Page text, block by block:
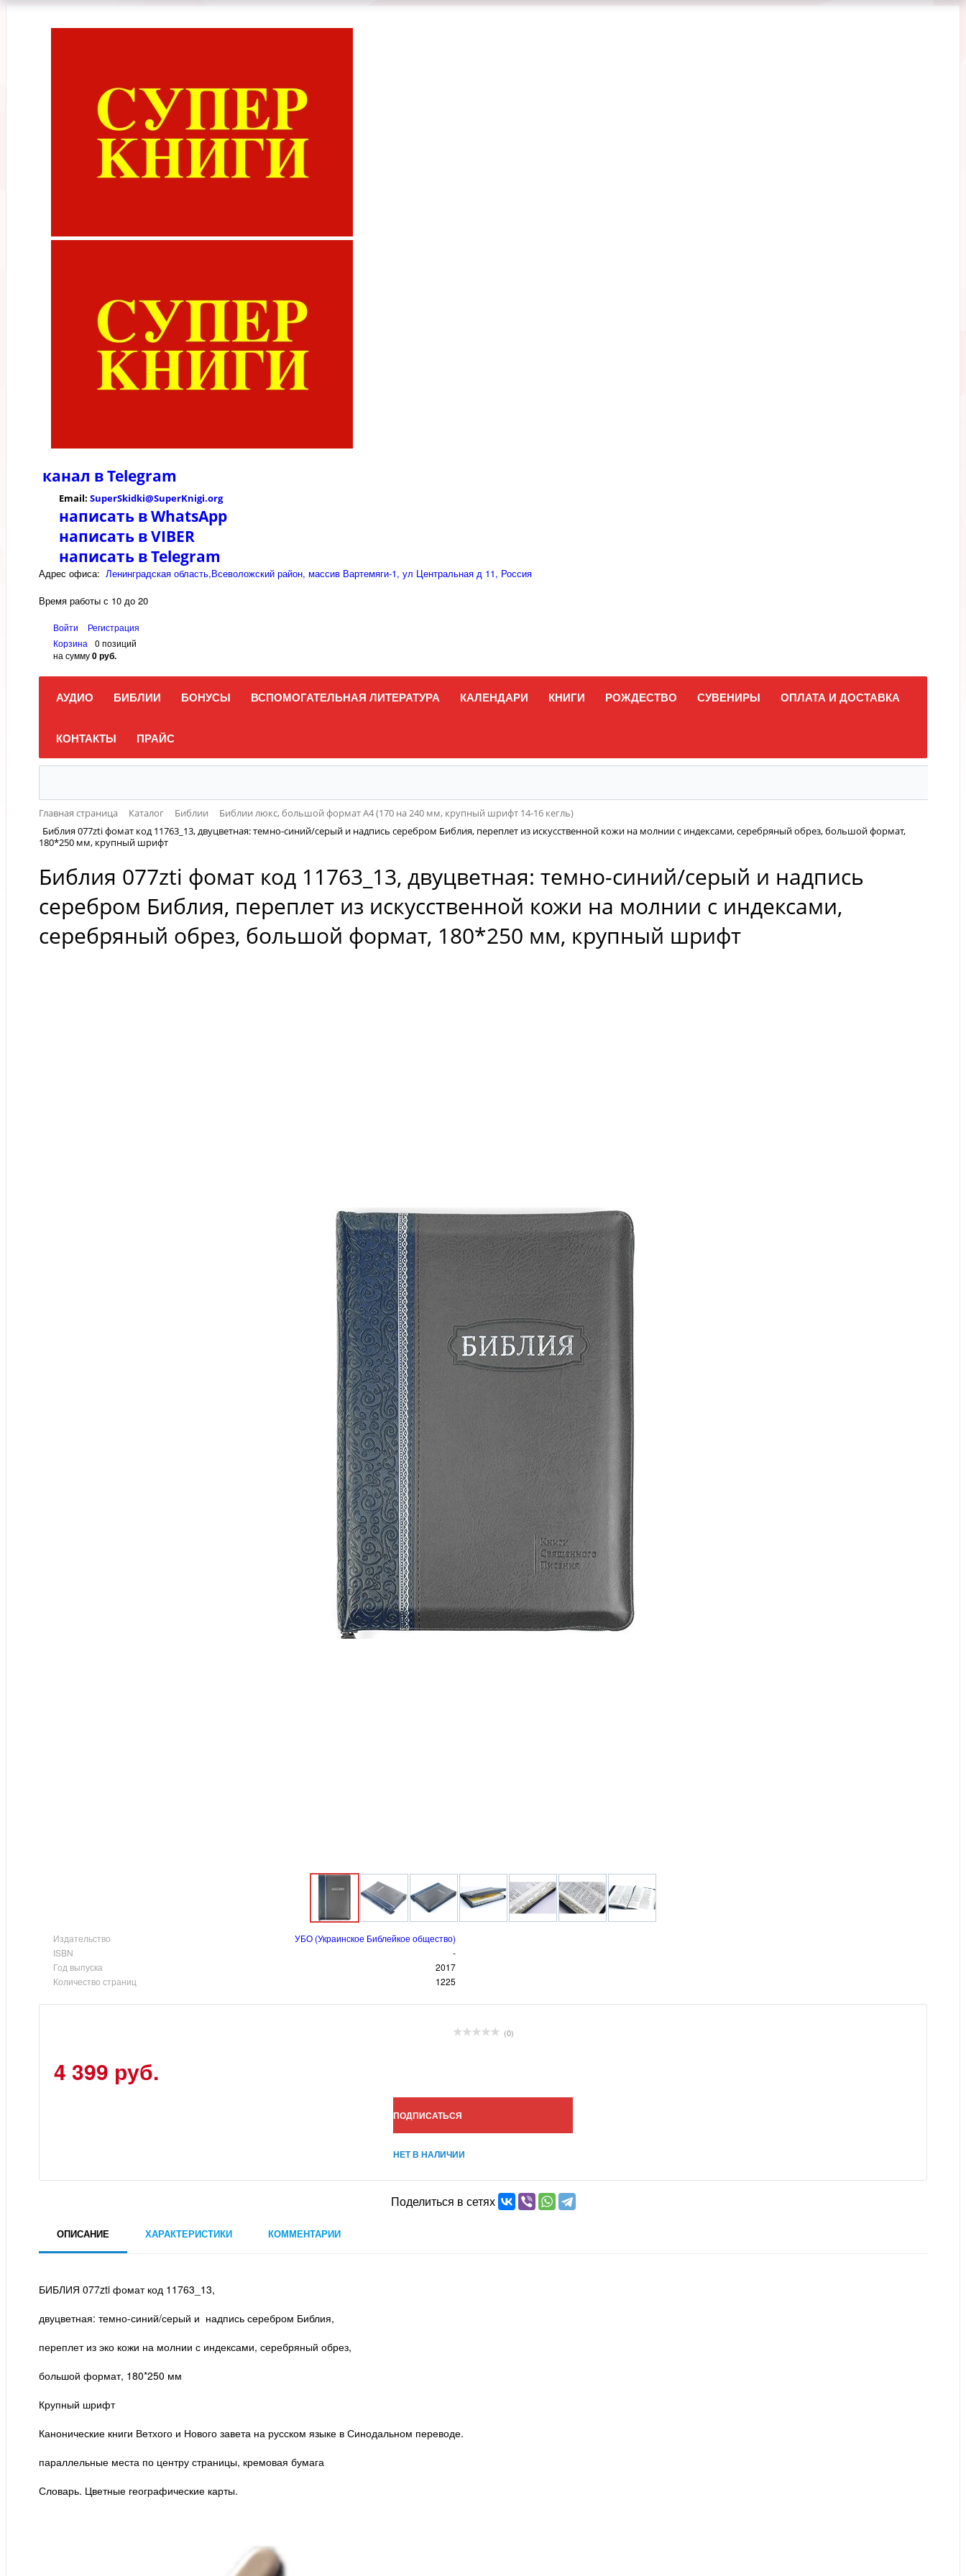
канал вTelegram
Email: SuperSkidki@SuperKnigi.org
написать в WhatsApp
написать в VIBER
написать в Telegram
Адрес офиса: Ленинградская область,Всеволожский район, массив Вартемяги-1, ул Центральная д 11, Россия
Время работы с 10 до 20
Войти
Регистрация
Корзина
0 позиций
на сумму0 руб.
АУДИО БИБЛИИ БОНУСЫ ВСПОМОГАТЕЛЬНАЯ ЛИТЕРАТУРА КАЛЕНДАРИ КНИГИ РОЖДЕСТВО СУВЕНИРЫ ОПЛАТА И ДОСТАВКА
КОНТАКТЫ ПРАЙС
Главная страница Каталог Библии
Библии люкс, большой формат А4 (170 на 240 мм, крупный шрифт 14-16 кегль)
Библия 077zti фомат код 11763_13, двуцветная: темно-синий/серый и надпись серебром Библия, переплет из искусственной кожи на молнии с индексами, серебряный обрез, большой формат,
180*250 мм, крупный шрифт
Библия 077zti фомат код 11763_13, двуцветная: темно-синий/серый и надпись
серебром Библия, переплет из искусственной кожи на молнии с индексами,
серебряный обрез, большой формат, 180*250 мм, крупный шрифт
Издательство
УБО (Украинское Библейкое общество)
ISBN
-
Год выпуска
2017
Количество страниц
1225
(0)
4 399 руб.
ПОДПИСАТЬСЯ
НЕТ В НАЛИЧИИ
Поделиться в сетях
ОПИСАНИЕ ХАРАКТЕРИСТИКИ КОММЕНТАРИИ
БИБЛИЯ 077zti фомат код 11763_13,
двуцветная: темно-синий/серый и надпись серебром Библия,
переплет из эко кожи на молнии с индексами, серебряный обрез,
большой формат, 180*250 мм
Крупный шрифт
Канонические книги Ветхого и Нового завета на русском языке в Синодальном переводе.
параллельные места по центру страницы, кремовая бумага
Словарь. Цветные географические карты.